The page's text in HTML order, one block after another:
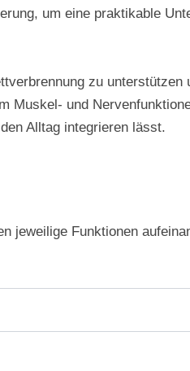
um eine praktikable
zu unterstützen
Muskel- und
Alltag integrieren lässt.
jeweilige Funktionen